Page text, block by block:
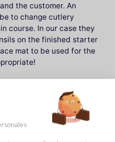
the customer. An
to change cutlery
course. In our case they
on the finished starter
mat to be used for the
M.